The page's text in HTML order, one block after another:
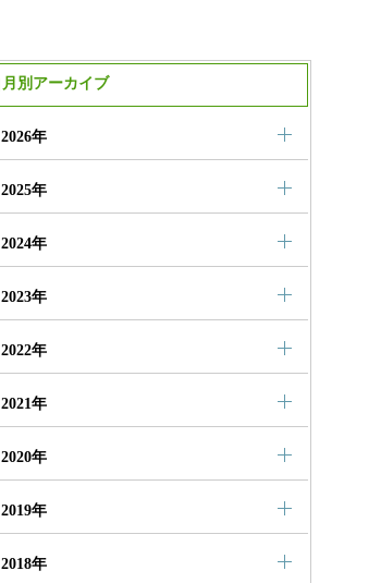
月別アーカイブ
2026年
2025年
2024年
2023年
2022年
2021年
2020年
2019年
2018年